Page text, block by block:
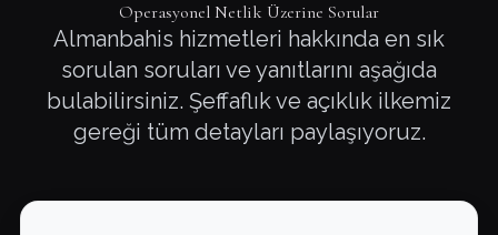
Operasyonel Netlik Üzerine Sorular
Almanbahis hizmetleri hakkında en sık
sorulan soruları ve yanıtlarını aşağıda
bulabilirsiniz. Şeffaflık ve açıklık ilkemiz
gereği tüm detayları paylaşıyoruz.